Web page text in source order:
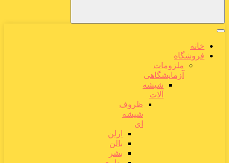
خانه
فروشگاه
ملزومات
آزمایشگاهی
شیشه
آلات
ظروف
شیشه
ای
ارلن
بالن
بشر